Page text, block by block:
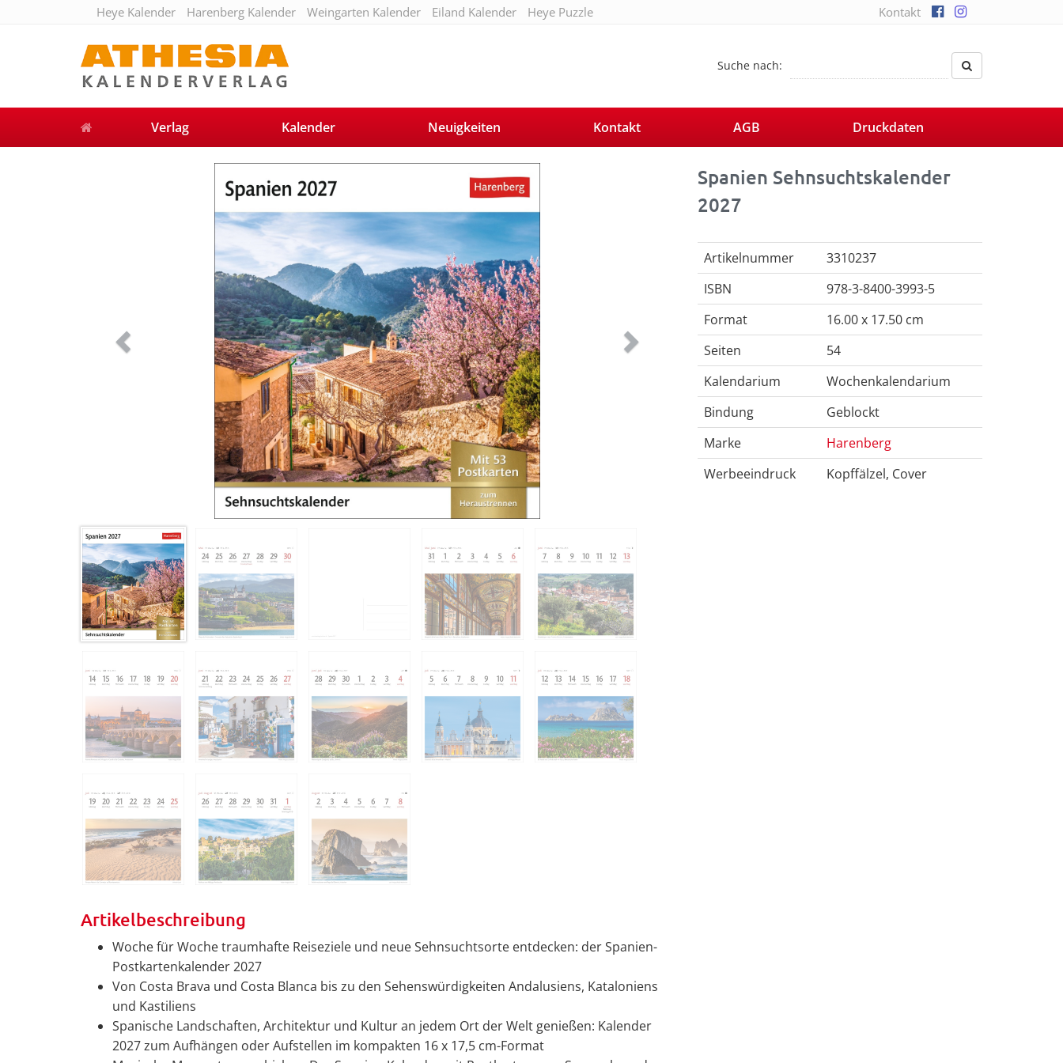
Heye Kalender Harenberg Kalender Weingarten Kalender Eiland Kalender Heye Puzzle Kontakt
Suche nach:
Verlag Kalender Neuigkeiten Kontakt AGB Druckdaten
Artikelbeschreibung
Woche für Woche traumhafte Reiseziele und neue Sehnsuchtsorte entdecken: der Spanien-
Postkartenkalender 2027
Von Costa Brava und Costa Blanca bis zu den Sehenswürdigkeiten Andalusiens, Kataloniens
und Kastiliens
Spanische Landschaften, Architektur und Kultur an jedem Ort der Welt genießen: Kalender
2027 zum Aufhängen oder Aufstellen im kompakten 16 x 17,5 cm-Format
Spanien Sehnsuchtskalender
2027
Artikelnummer
3310237
ISBN
978-3-8400-3993-5
Format
16.00 x 17.50 cm
Seiten
54
Kalendarium
Wochenkalendarium
Bindung
Geblockt
Marke
Harenberg
Werbeeindruck
Kopffälzel, Cover